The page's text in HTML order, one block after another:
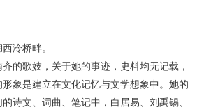
泠桥畔。
的歌妓，关于她的事迹，史料均无记载，
象是建立在文化记忆与文学想象中。她的
诗文、词曲、笔记中，白居易、刘禹锡、